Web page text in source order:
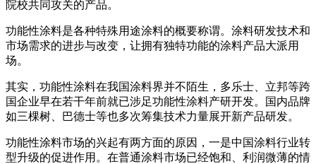
院校共同攻关的产品。
功能性涂料是各种特殊用途涂料的概要称谓。涂料研发技术和
市场需求的进步与改变，让拥有独特功能的涂料产品大派用
场。
其实，功能性涂料在我国涂料界并不陌生，多乐士、立邦等跨
国企业早在若干年前就已涉足功能性涂料产研开发。国内品牌
如三棵树、巴德士等也多次筹集技术力量展开新产品研发。
功能性涂料市场的兴起有两方面的原因，一是中国涂料行业转
型升级的促进作用。在普通涂料市场已经饱和、利润微薄的情